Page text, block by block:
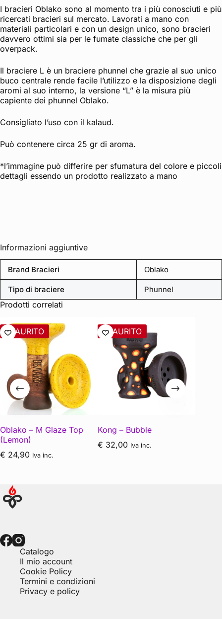
I bracieri Oblako sono al momento tra i più conosciuti e più
ricercati bracieri sul mercato. Lavorati a mano con
materiali particolari e con un design unico, sono bracieri
davvero ottimi sia per le fumate classiche che per gli
overpack.
Il braciere L è un braciere phunnel che grazie al suo unico
buco centrale rende facile l’utilizzo e la disposizione degli
aromi al suo interno, la versione “L” è la misura più
capiente dei phunnel Oblako.
Consigliato l’uso con il kalaud.
Può contenere circa 25 gr di aroma.
*l’immagine può differire per sfumatura del colore e piccoli
dettagli essendo un prodotto realizzato a mano
Informazioni aggiuntive
Brand Bracieri Oblako
Tipo di braciere Phunnel
Prodotti correlati
ESAURITO
Oblako – M Glaze Top
(Lemon)
€ 24,90 Iva inc.
ESAURITO
Kong – Bubble
€ 32,00 Iva inc.
Catalogo
Il mio account
Cookie Policy
Termini e condizioni
Privacy e policy